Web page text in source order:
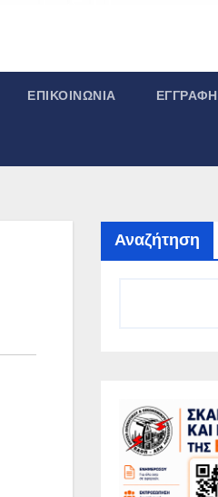
ΕΠΙΚΟΙΝΩΝΊΑ ΕΓΓΡΑΦΉ
Αναζήτηση